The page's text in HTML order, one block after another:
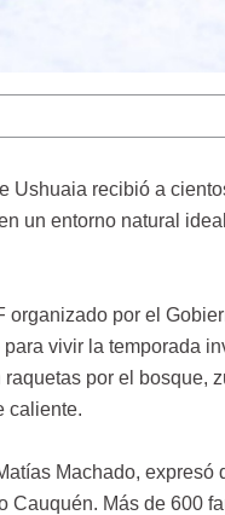
Ushuaia recibió a
un entorno natural
organizado por el
vivir la temporada
por el bosque,
caliente.
Machado, expresó
Más de 600